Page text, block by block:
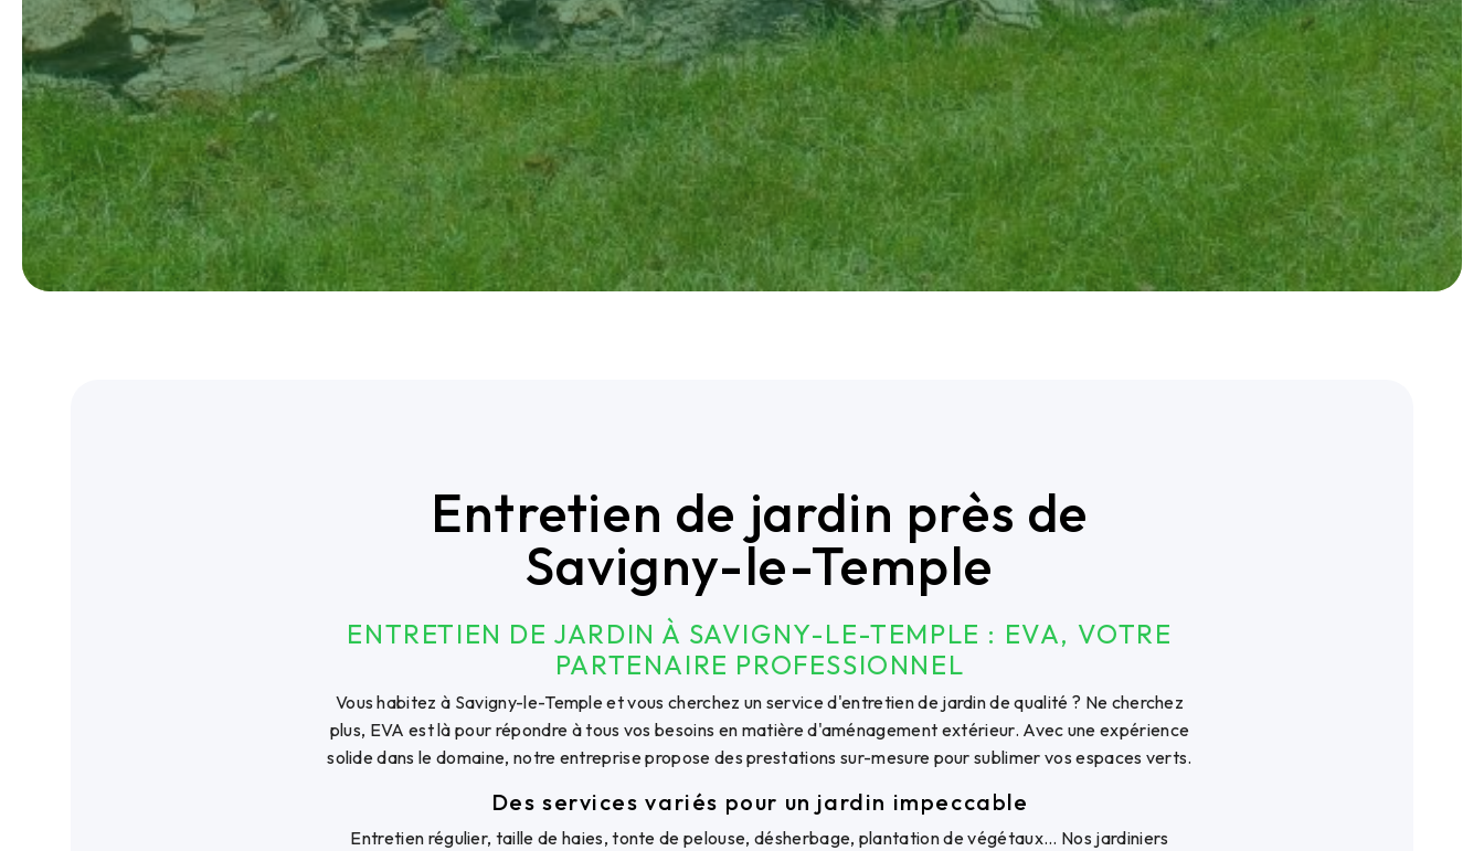
Entretien de jardin près de
Savigny-le-Temple
ENTRETIEN DE JARDIN À SAVIGNY-LE-TEMPLE : EVA, VOTRE
PARTENAIRE PROFESSIONNEL
Vous habitez à Savigny-le-Temple et vous cherchez un service d'entretien de jardin de qualité ? Ne cherchez
plus, EVA est là pour répondre à tous vos besoins en matière d'aménagement extérieur. Avec une expérience
solide dans le domaine, notre entreprise propose des prestations sur-mesure pour sublimer vos espaces verts.
Des services variés pour un jardin impeccable
Entretien régulier, taille de haies, tonte de pelouse, désherbage, plantation de végétaux... Nos jardiniers